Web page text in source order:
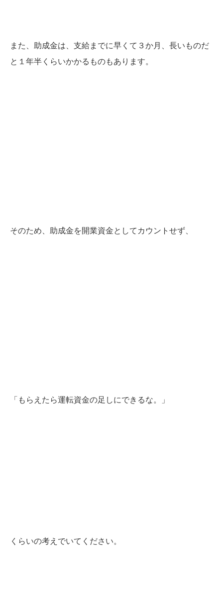
また、助成金は、支給までに早くて３か月、長いものだ
と１年半くらいかかるものもあります。
そのため、助成金を開業資金としてカウントせず、
「もらえたら運転資金の足しにできるな。」
くらいの考えでいてください。